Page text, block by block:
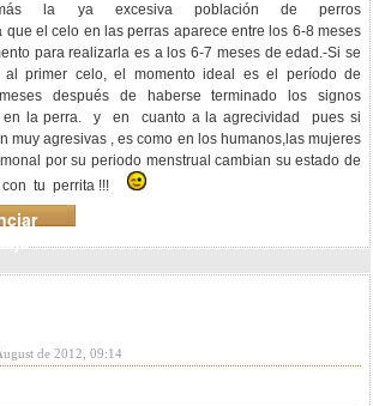
la ya excesiva población de perros
el celo en las perras aparece entre los 6-8 meses
para realizarla es a los 6-7 meses de edad.-Si se
al primer celo, el momento ideal es el período de
después de haberse terminado los signos
en la perra. y en cuanto a la agrecividad pues si
muy agresivas , es como en los humanos,las mujeres
por su periodo menstrual cambian su estado de
con tu perrita !!!
de 2012, 09:14